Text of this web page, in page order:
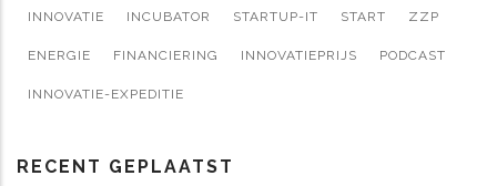
INNOVATIE INCUBATOR STARTUP-IT START ZZP
ENERGIE FINANCIERING INNOVATIEPRIJS PODCAST
INNOVATIE-EXPEDITIE
RECENT GEPLAATST